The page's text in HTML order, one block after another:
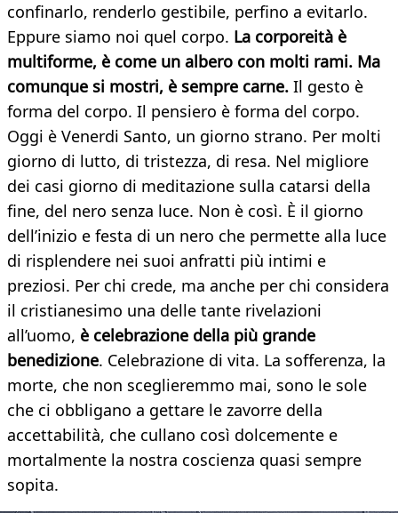
confinarlo, renderlo gestibile, perfino a evitarlo.
Eppure siamo noi quel corpo. La corporeità è
multiforme, è come un albero con molti rami. Ma
comunque si mostri, è sempre carne. Il gesto è
forma del corpo. Il pensiero è forma del corpo.
Oggi è Venerdi Santo, un giorno strano. Per molti
giorno di lutto, di tristezza, di resa. Nel migliore
dei casi giorno di meditazione sulla catarsi della
fine, del nero senza luce. Non è così. È il giorno
dell’inizio e festa di un nero che permette alla luce
di risplendere nei suoi anfratti più intimi e
preziosi. Per chi crede, ma anche per chi considera
il cristianesimo una delle tante rivelazioni
all’uomo, è celebrazione della più grande
benedizione. Celebrazione di vita. La sofferenza, la
morte, che non sceglieremmo mai, sono le sole
che ci obbligano a gettare le zavorre della
accettabilità, che cullano così dolcemente e
mortalmente la nostra coscienza quasi sempre
sopita.